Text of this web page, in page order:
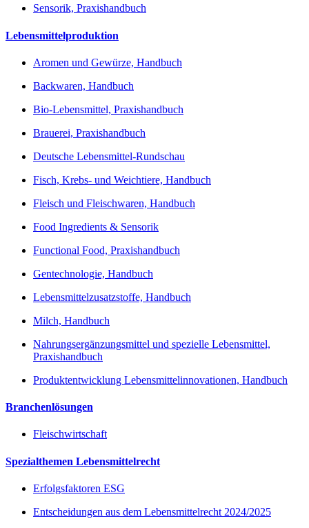
Sensorik, Praxishandbuch
Lebensmittelproduktion
Aromen und Gewürze, Handbuch
Backwaren, Handbuch
Bio-Lebensmittel, Praxishandbuch
Brauerei, Praxishandbuch
Deutsche Lebensmittel-Rundschau
Fisch, Krebs- und Weichtiere, Handbuch
Fleisch und Fleischwaren, Handbuch
Food Ingredients & Sensorik
Functional Food, Praxishandbuch
Gentechnologie, Handbuch
Lebensmittelzusatzstoffe, Handbuch
Milch, Handbuch
Nahrungsergänzungsmittel und spezielle Lebensmittel,
Praxishandbuch
Produktentwicklung Lebensmittelinnovationen, Handbuch
Branchenlösungen
Fleischwirtschaft
Spezialthemen Lebensmittelrecht
Erfolgsfaktoren ESG
Entscheidungen aus dem Lebensmittelrecht 2024/2025